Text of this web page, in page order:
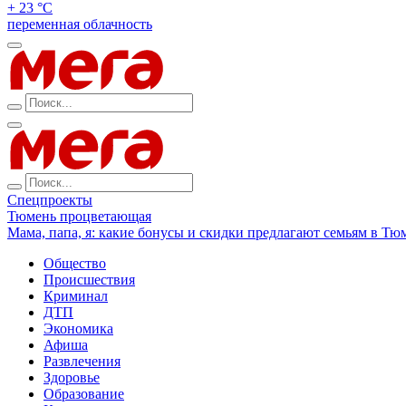
+ 23 °С
переменная облачность
Спецпроекты
Тюмень процветающая
Мама, папа, я: какие бонусы и скидки предлагают семьям в
Общество
Происшествия
Криминал
ДТП
Экономика
Афиша
Развлечения
Здоровье
Образование